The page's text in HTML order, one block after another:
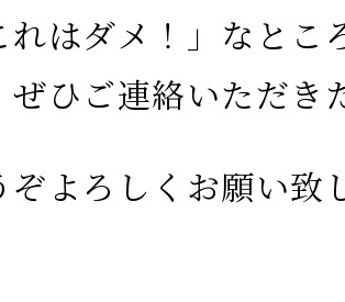
れはダメ！」なと
ぜひご連絡いただき
ぞよろしくお願い致